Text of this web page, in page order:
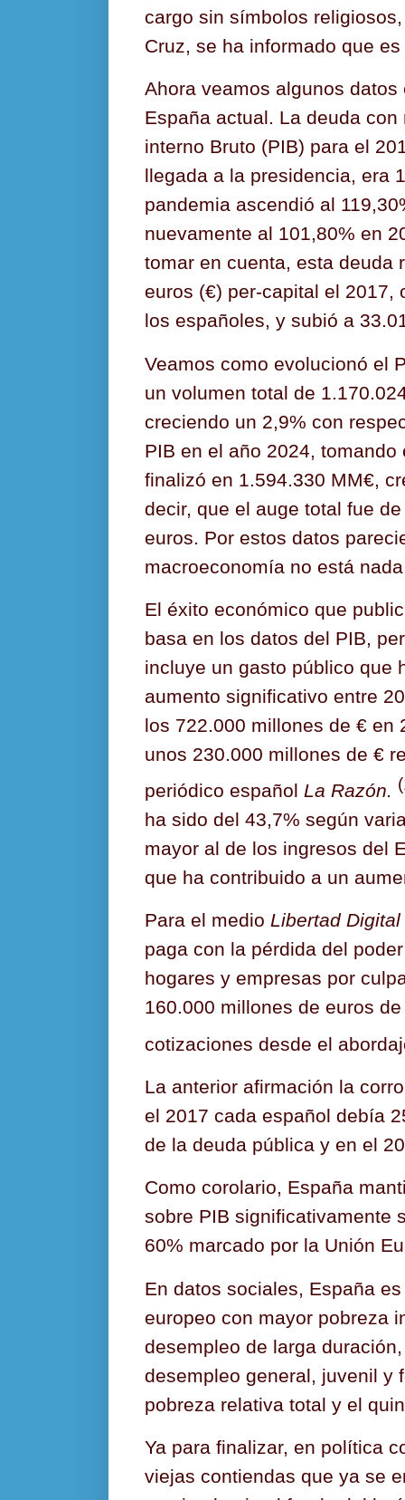
cargo sin símbolos
Cruz, se ha informado que
Ahora veamos algunos
España actual. La deuda
interno Bruto (PIB) para el
llegada a la presidencia, era
pandemia ascendió al
nuevamente al 101,80% en
tomar en cuenta, esta deuda
euros (€) per-capital el 2017,
los españoles, y subió a
Veamos como evolucionó el
un volumen total de
creciendo un 2,9% con
PIB en el año 2024,
finalizó en 1.594.330 MM€,
decir, que el auge total fue
euros. Por estos datos
macroeconomía no está
El éxito económico que
basa en los datos del PIB,
incluye un gasto público que
aumento significativo entre
los 722.000 millones de € en
unos 230.000 millones de €
periódico español La Razón.
ha sido del 43,7% según
mayor al de los ingresos del
que ha contribuido a un
Para el medio Libertad Digital
paga con la pérdida del
hogares y empresas por
160.000 millones de euros
cotizaciones desde el
La anterior afirmación la
el 2017 cada español debía
de la deuda pública y en el
Como corolario, España
sobre PIB significativamente
60% marcado por la Unión
En datos sociales, España
europeo con mayor pobreza
desempleo de larga
desempleo general, juvenil y
pobreza relativa total y el
Ya para finalizar, en política
viejas contiendas que ya se